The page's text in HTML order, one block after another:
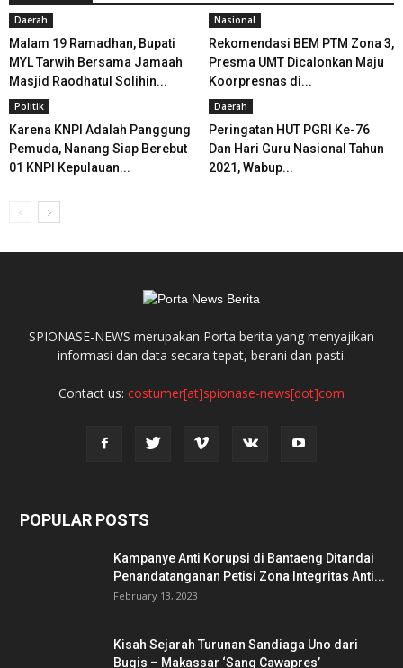
Daerah
Malam 19 Ramadhan, Bupati
MYL Tarwih Bersama Jamaah
Masjid Raodhatul Solihin...
Nasional
Rekomendasi BEM PTM Zona 3,
Presma UMT Dicalonkan Maju
Koorpresnas di...
Politik
Karena KNPI Adalah Panggung
Pemuda, Nanang Siap Berebut
01 KNPI Kepulauan...
Daerah
Peringatan HUT PGRI Ke-76
Dan Hari Guru Nasional Tahun
2021, Wabup...
SPIONASE-NEWS merupakan Porta berita yang menyajikan
informasi dan data secara tepat, berani dan pasti.
Contact us: costumer[at]spionase-news[dot]com
POPULAR POSTS
Kampanye Anti Korupsi di Bantaeng Ditandai
Penandatanganan Petisi Zona Integritas Anti...
February 13, 2023
Kisah Sejarah Turunan Sandiaga Uno dari
Bugis – Makassar ‘Sang Cawapres’